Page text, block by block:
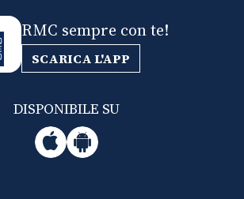
RMC sempre con te!
SCARICA L'APP
DISPONIBILE SU